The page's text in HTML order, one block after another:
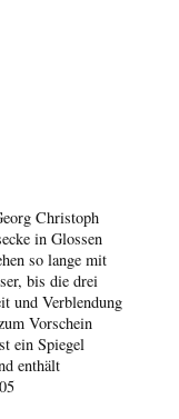
Christoph
in Glossen
so lange mit
bis die drei
und Verblendung
Vorschein
ein Spiegel
enthält